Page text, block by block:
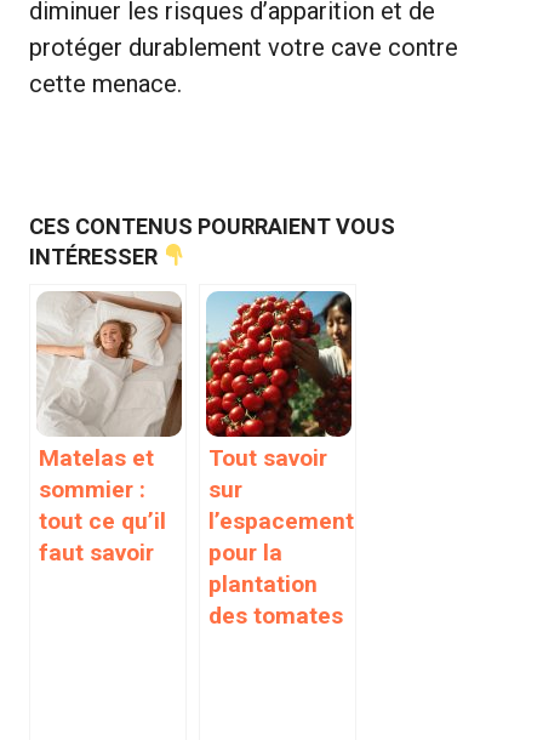
diminuer les risques d’apparition et de
protéger durablement votre cave contre
cette menace.
CES CONTENUS POURRAIENT VOUS
INTÉRESSER
Matelas et
sommier :
tout ce qu’il
faut savoir
Tout savoir
sur
l’espacement
pour la
plantation
des tomates